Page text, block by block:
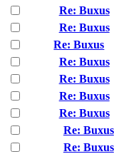
Re: Buxus
Re: Buxus
Re: Buxus
Re: Buxus
Re: Buxus
Re: Buxus
Re: Buxus
Re: Buxus
Re: Buxus